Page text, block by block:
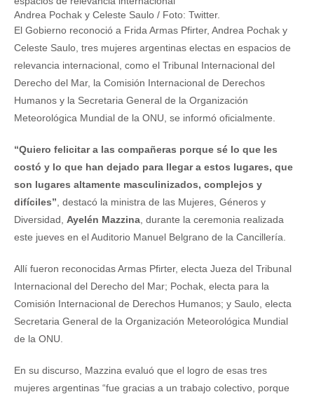
Andrea Pochak y Celeste Saulo / Foto: Twitter.
El Gobierno reconoció a Frida Armas Pfirter, Andrea Pochak y
Celeste Saulo, tres mujeres argentinas electas en espacios de
relevancia internacional, como el Tribunal Internacional del
Derecho del Mar, la Comisión Internacional de Derechos
Humanos y la Secretaria General de la Organización
Meteorológica Mundial de la ONU, se informó oficialmente.
“Quiero felicitar a las compañeras porque sé lo que les
costó y lo que han dejado para llegar a estos lugares, que
son lugares altamente masculinizados, complejos y
difíciles” , destacó la ministra de las Mujeres, Géneros y
Diversidad, Ayelén Mazzina , durante la ceremonia realizada
este jueves en el Auditorio Manuel Belgrano de la Cancillería.
Allí fueron reconocidas Armas Pfirter, electa Jueza del Tribunal
Internacional del Derecho del Mar; Pochak, electa para la
Comisión Internacional de Derechos Humanos; y Saulo, electa
Secretaria General de la Organización Meteorológica Mundial
de la ONU.
En su discurso, Mazzina evaluó que el logro de esas tres
mujeres argentinas “fue gracias a un trabajo colectivo, porque